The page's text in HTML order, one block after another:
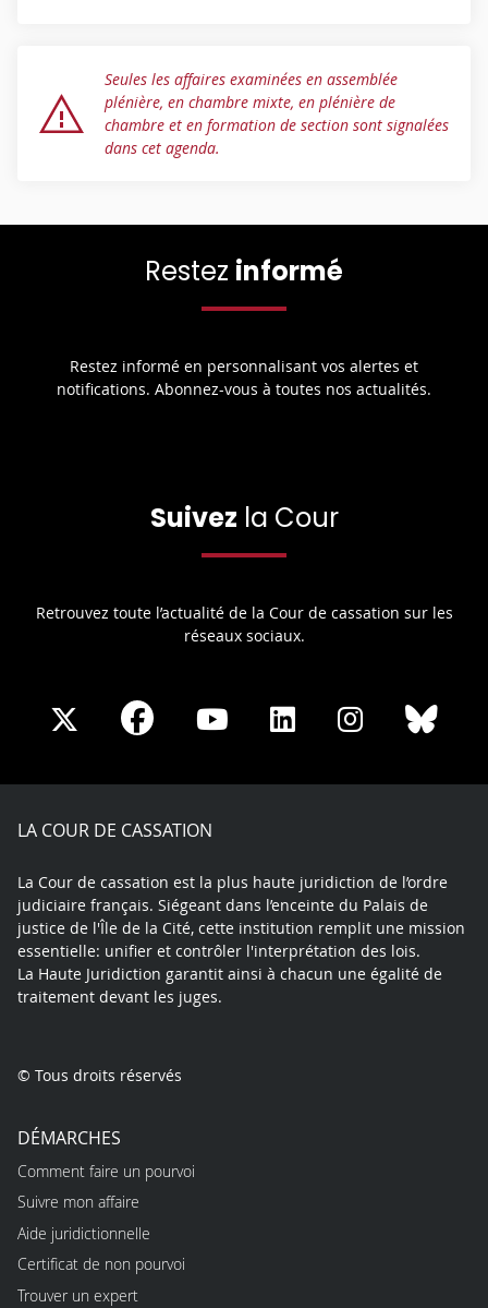
Seules les affaires examinées en assemblée
plénière, en chambre mixte, en plénière de
chambre et en formation de section sont signalées
dans cet agenda.
Restez informé
Restez informé en personnalisant vos alertes et
notifications. Abonnez-vous à toutes nos actualités.
Suivez la Cour
Retrouvez toute l’actualité de la Cour de cassation sur les
réseaux sociaux.
Share
X
Share
Facebook
Share
Youtube
Share
LinkedIn
Share
Instagram
LA COUR DE CASSATION
La Cour de cassation est la plus haute juridiction de l’ordre
judiciaire français. Siégeant dans l’enceinte du Palais de
justice de l'Île de la Cité, cette institution remplit une mission
essentielle: unifier et contrôler l'interprétation des lois.
La Haute Juridiction garantit ainsi à chacun une égalité de
traitement devant les juges.
© Tous droits réservés
DÉMARCHES
Comment faire un pourvoi
Suivre mon affaire
Aide juridictionnelle
Certificat de non pourvoi
Trouver un expert